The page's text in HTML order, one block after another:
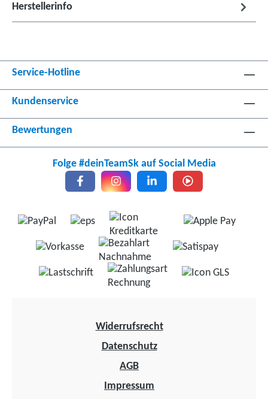
Herstellerinfo
Service-Hotline
Kundenservice
Bewertungen
Folge #deinTeamSk auf Social Media
Widerrufsrecht
Datenschutz
AGB
Impressum